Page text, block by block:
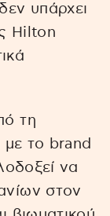
υπάρχει
Hilton
τη
με το brand
να
στον